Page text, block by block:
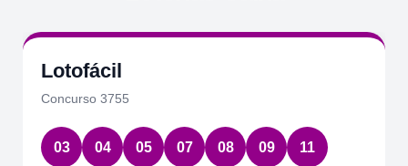
Lotofácil
Concurso 3755
03 04 05 07 08 09 11